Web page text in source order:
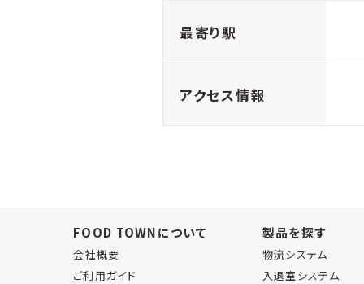
最寄り駅
アクセス情報
FOOD TOWNについて
会社概要
ご利用ガイド
製品を探す
物流システム
入退室システム